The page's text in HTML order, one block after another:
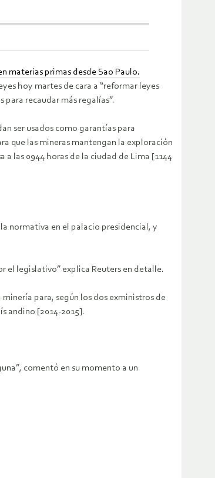
materias primas desde Sao Paulo.
hoy martes de cara a “reformar leyes
recaudar más regalías”.
ser usados como garantías para
que las mineras mantengan la exploración
las 0944 horas de la ciudad de Lima [1144
normativa en el palacio presidencial, y
el legislativo” explica Reuters en detalle.
para, según los dos exministros de
andino [2014-2015].
comentó en su momento a un